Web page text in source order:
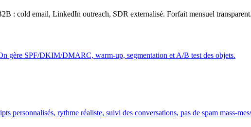
: cold email, LinkedIn outreach, SDR externalisé. Forfait mensuel transparent.
gère SPF/DKIM/DMARC, warm-up, segmentation et A/B test des objets.
personnalisés, rythme réaliste, suivi des conversations, pas de spam mass-